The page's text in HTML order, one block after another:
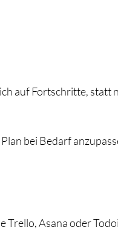
auf Fortschritte, statt
bei Bedarf
Asana oder